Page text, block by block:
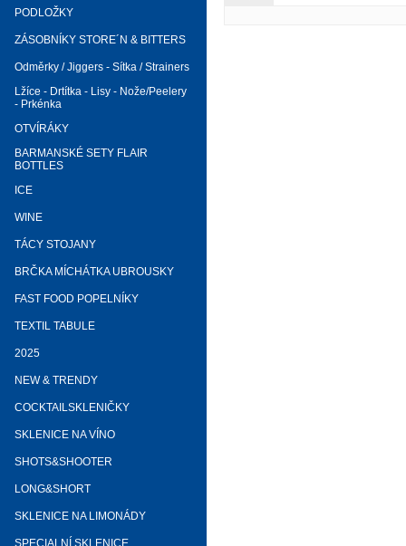
PODLOŽKY
ZÁSOBNÍKY STORE´N & BITTERS
Odměrky / Jiggers - Sítka / Strainers
Lžíce - Drtítka - Lisy - Nože/Peelery
- Prkénka
OTVÍRÁKY
BARMANSKÉ SETY FLAIR
BOTTLES
ICE
WINE
TÁCY STOJANY
BRČKA MÍCHÁTKA UBROUSKY
FAST FOOD POPELNÍKY
TEXTIL TABULE
2025
NEW & TRENDY
COCKTAILSKLENIČKY
SKLENICE NA VÍNO
SHOTS&SHOOTER
LONG&SHORT
SKLENICE NA LIMONÁDY
SPECIALNÍ SKLENICE